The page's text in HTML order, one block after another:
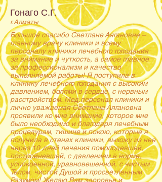
Гонаго С.Г.
г.Алматы
Большое спасибо Светлане Аягановне –
главному врачу клиники и всему
персоналу клиники лечебного голодания
за внимание и чуткость, а самое главное
за профессионализм и качество
выполняемой работы! Я поступила в
клинику лечебного голодания с высоким
давлением, болями в сердце, с нервным
расстройством. Мед.персонал клиники и
лично уважаемая Светлана Аягановна
проявили ко мне внимание, которое мне
было необходимо и благодаря лечебным
процедурам, тишине и покою, которые я
получила в стенах клиники, выхожу из нее
через 10 дней лечения помолодевшей,
постройневшей, с давлением в норме,
успокоенной, уравновешенной, с чистым
Телом, чистой Душой и просветленным
Разумом! Желаю Вам здоровья и